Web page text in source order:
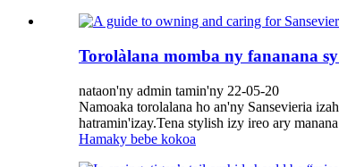
Torolàlana momba ny fananana
nataon'ny admin tamin'ny 22-05-20
Namoaka torolalana ho an'ny Sansevieria
hatramin'izay.Tena stylish izy ireo ary
Hamaky bebe kokoa